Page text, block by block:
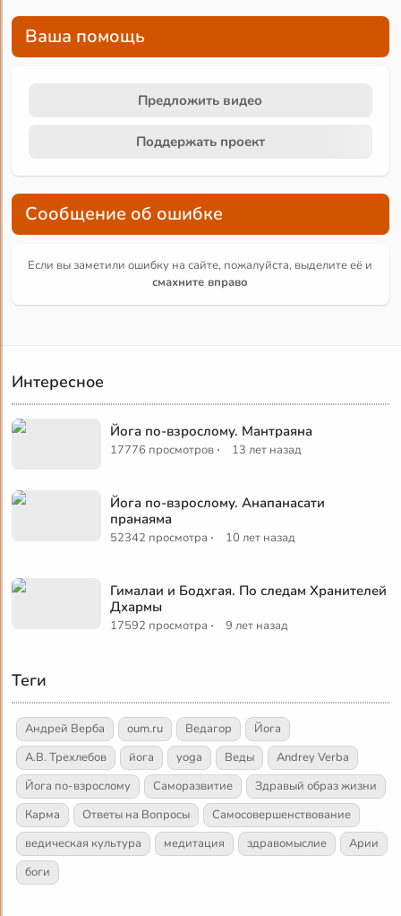
Ваша помощь
Предложить видео
Поддержать проект
Сообщение об ошибке
Если вы заметили ошибку на сайте, пожалуйста, выделите её и
смахните вправо
Интересное
Йога по-взрослому. Мантраяна
17776 просмотров · 13 лет назад
Йога по-взрослому. Анапанасати
пранаяма
52342 просмотра · 10 лет назад
Гималаи и Бодхгая. По следам Хранителей
Дхармы
17592 просмотра · 9 лет назад
Теги
Андрей Верба oum.ru Ведагор
Йога
А.В. Трехлебов
йога yoga Веды
Andrey Verba
Йога по-взрослому
Саморазвитие
Здравый образ жизни
Карма
Ответы на Вопросы
Самосовершенствование
ведическая культура
медитация здравомыслие
Арии
боги